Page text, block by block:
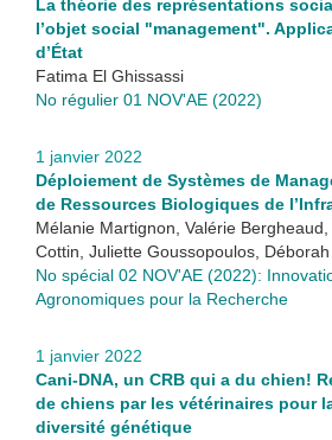
La théorie des représentations
l’objet social "management".
d’État
Fatima El Ghissassi
No régulier 01 NOV'AE (2022)
1 janvier 2022
Déploiement de Systèmes de
de Ressources Biologiques de
Mélanie Martignon, Valérie
Cottin, Juliette Goussopoulos,
No spécial 02 NOV'AE (2022):
Agronomiques pour la Recherche
1 janvier 2022
Cani-DNA, un CRB qui a du chien!
de chiens par les vétérinaires pour
diversité génétique